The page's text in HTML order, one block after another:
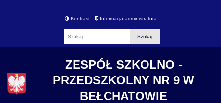
Kontrast Informacja administratora
ZESPÓŁ SZKOLNO -
PRZEDSZKOLNY NR 9 W
BEŁCHATOWIE